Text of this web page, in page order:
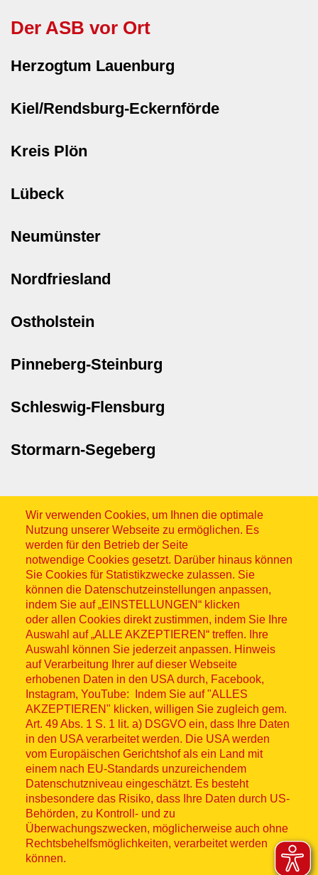
Der ASB vor Ort
Herzogtum Lauenburg
Kiel/Rendsburg-Eckernförde
Kreis Plön
Lübeck
Neumünster
Nordfriesland
Ostholstein
Pinneberg-Steinburg
Schleswig-Flensburg
Stormarn-Segeberg
Wir verwenden Cookies, um Ihnen die optimale
Nutzung unserer Webseite zu ermöglichen. Es
werden für den Betrieb der Seite
notwendige Cookies gesetzt. Darüber hinaus können
Sie Cookies für Statistikzwecke zulassen. Sie
können die Datenschutzeinstellungen anpassen,
indem Sie auf „EINSTELLUNGEN“ klicken
oder allen Cookies direkt zustimmen, indem Sie Ihre
Auswahl auf „ALLE AKZEPTIEREN“ treffen. Ihre
Auswahl können Sie jederzeit anpassen. Hinweis
auf Verarbeitung Ihrer auf dieser Webseite
erhobenen Daten in den USA durch, Facebook,
Instagram, YouTube: Indem Sie auf "ALLES
AKZEPTIEREN" klicken, willigen Sie zugleich gem.
Art. 49 Abs. 1 S. 1 lit. a) DSGVO ein, dass Ihre Daten
in den USA verarbeitet werden. Die USA werden
vom Europäischen Gerichtshof als ein Land mit
einem nach EU-Standards unzureichendem
Datenschutzniveau eingeschätzt. Es besteht
insbesondere das Risiko, dass Ihre Daten durch US-
Behörden, zu Kontroll- und zu
Überwachungszwecken, möglicherweise auch ohne
Rechtsbehelfsmöglichkeiten, verarbeitet werden
können.
Sitemap
© ASB 2026
Fußzeilenmenü
Impressum
Datenschutz
Kontakt
Hinweisgebersystem
Lieferkette
Widerruf